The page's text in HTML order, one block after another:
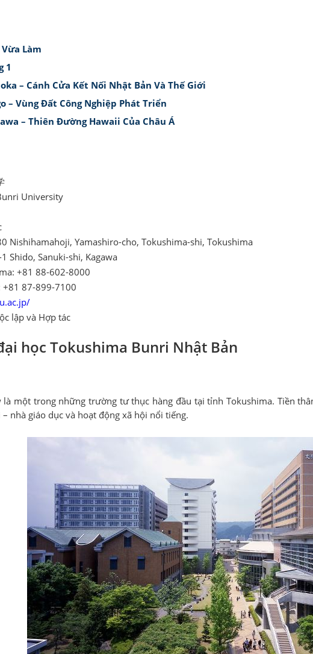
Làm
1
– Cánh Cửa Kết Nối Nhật Bản Và Thế Giới
– Vùng Đất Công Nghiệp Phát Triển
– Thiên Đường Hawaii Của Châu Á
University
Nishihamahoji, Yamashiro-cho, Tokushima-shi, Tokushima
Shido, Sanuki-shi, Kagawa
+81 88-602-8000
+81 87-899-7100
lập và Hợp tác
học Tokushima Bunri Nhật Bản
là một trong những trường tư thục hàng đầu tại tỉnh Tokushima. Tiền
nhà giáo dục và hoạt động xã hội nổi tiếng.